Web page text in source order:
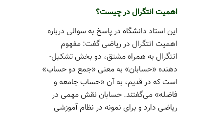
اهمیت انتگرال در چیست؟
این استاد دانشگاه در پاسخ به سوالی درباره
اهمیت انتگرال در ریاضی گفت: مفهوم
انتگرال به همراه مشتق، دو بخش تشکیل‌­
دهنده «حسابان» به معنی «جمع دو حساب»
است که در قدیم، به آن «حساب جامعه و
فاضله» می‌­گفتند. حسابان نقش مهمی در
ریاضی دارد و برای نمونه در نظام­ آموزشی